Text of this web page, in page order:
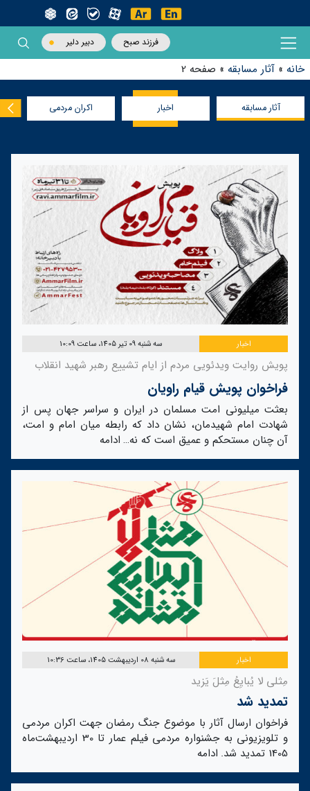
فرزند صبح دبیر دلیر
خانه » آثار مسابقه » صفحه 2
آثار مسابقه اخبار اکران مردمی
اخبار سه شنبه 09 تیر 1405، ساعت 10:09
پویش روایت ویدئویی مردم از ایام تشییع رهبر شهید انقلاب
فراخوان پویش قیام راویان
بعثت میلیونی امت مسلمان در ایران و سراسر جهان پس از
شهادت امام شهیدمان، نشان داد که رابطه میان امام و امت،
آن چنان مستحکم و عمیق است که نه… ادامه
اخبار سه شنبه 08 اردیبهشت 1405، ساعت 10:36
مِثلی لا یُبایِعُ مِثلَ یَزید
تمدید شد
فراخوان ارسال آثار با موضوع جنگ رمضان جهت اکران مردمی
و تلویزیونی به جشنواره مردمی فیلم عمار تا 30 اردیبهشت‌ماه
1405 تمدید شد.
ادامه